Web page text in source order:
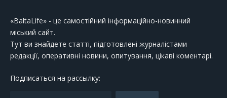
«BaltaLife» - це самостійний інформаційно-новинний
міський сайт.
Тут ви знайдете статті, підготовлені журналістами
редакції, оперативні новини, опитування, цікаві коментарі.
Подписаться на рассылку: